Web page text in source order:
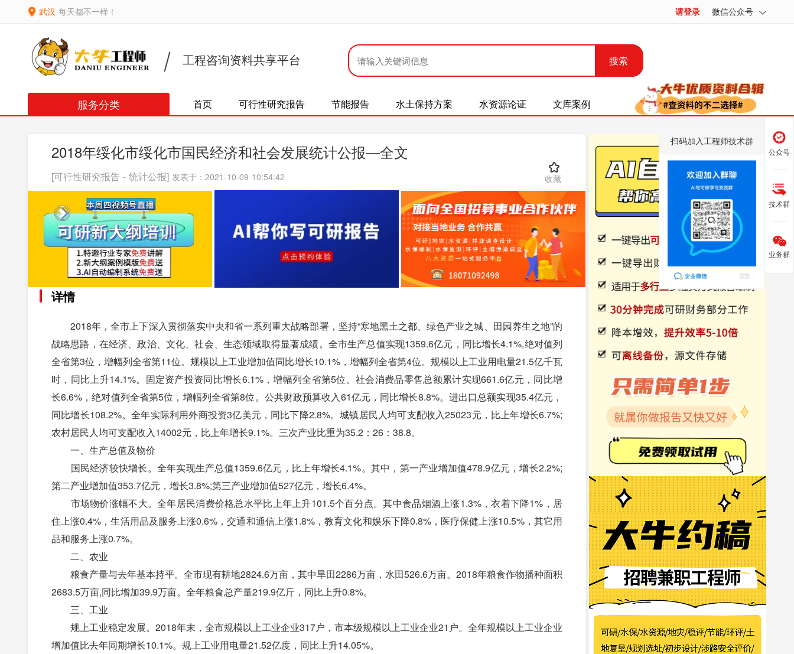
武汉 每天都不一样！ 请登录 微信公众号
工程咨询资料共享平台 搜索
服务分类 首页 可行性研究报告 节能报告 水土保持方案 水资源论证 文库案例
2018年绥化市绥化市国民经济和社会发展统计公报—全文
[可行性研究报告 - 统计公报] 发表于：2021-10-09 10:54:42 收藏
详情
2018年，全市上下深入贯彻落实中央和省一系列重大战略部署，坚持“寒地黑土之都、绿色产业之城、田园养生之地”的
战略思路，在经济、政治、文化、社会、生态领域取得显著成绩。全市生产总值实现1359.6亿元，同比增长4.1%,绝对值列
全省第3位，增幅列全省第11位。规模以上工业增加值同比增长10.1%，增幅列全省第4位。规模以上工业用电量21.5亿千瓦
时，同比上升14.1%。固定资产投资同比增长6.1%，增幅列全省第5位。社会消费品零售总额累计实现661.6亿元，同比增
长6.6%，绝对值列全省第5位，增幅列全省第8位。公共财政预算收入61亿元，同比增长8.8%。进出口总额实现35.4亿元，
同比增长108.2%。全年实际利用外商投资3亿美元，同比下降2.8%。城镇居民人均可支配收入25023元，比上年增长6.7%;
农村居民人均可支配收入14002元，比上年增长9.1%。三次产业比重为35.2：26：38.8。
一、生产总值及物价
国民经济较快增长。全年实现生产总值1359.6亿元，比上年增长4.1%。其中，第一产业增加值478.9亿元，增长2.2%;
第二产业增加值353.7亿元，增长3.8%;第三产业增加值527亿元，增长6.4%。
市场物价涨幅不大。全年居民消费价格总水平比上年上升101.5个百分点。其中食品烟酒上涨1.3%，衣着下降1%，居
住上涨0.4%，生活用品及服务上涨0.6%，交通和通信上涨1.8%，教育文化和娱乐下降0.8%，医疗保健上涨10.5%，其它用
品和服务上涨0.7%。
二、农业
粮食产量与去年基本持平。全市现有耕地2824.6万亩，其中旱田2286万亩，水田526.6万亩。2018年粮食作物播种面积
2683.5万亩,同比增加39.9万亩。全年粮食总产量219.9亿斤，同比上升0.8%。
三、工业
规上工业稳定发展。2018年末，全市规模以上工业企业317户，市本级规模以上工业企业21户。全年规模以上工业企业
增加值比去年同期增长10.1%。规上工业用电量21.52亿度，同比上升14.05%。
公众号
技术群
扫码加入工程师技术群
业务群